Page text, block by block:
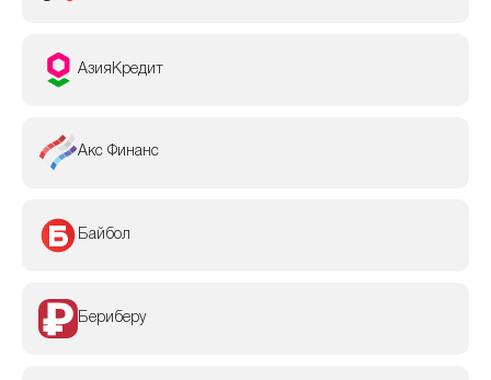
АзияКредит
Акс Финанс
Байбол
Бериберу